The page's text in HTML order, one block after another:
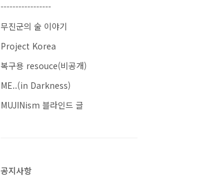
-----------------
무진군의 술 이야기
Project Korea
복구용 resouce(비공개)
ME..(in Darkness)
MUJINism 블라인드 글
공지사항